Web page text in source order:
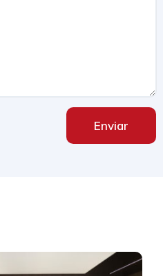
Enviar